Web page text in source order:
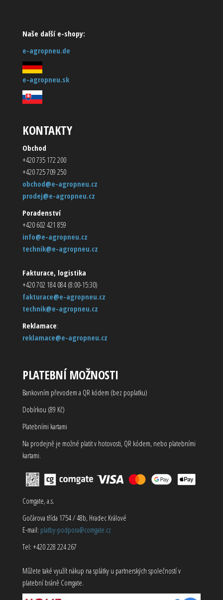
Naše další e-shopy:
e-agropneu.de
e-agropneu.sk
KONTAKTY
Obchod
+420 735 172 200
+420 725 709 250
obchod@e-agropneu.cz
prodej@e-agropneu.cz
Poradenství
+420 602 421 859
info@e-agropneu.cz
technik@e-agropneu.cz
Fakturace, logistika
+420 702 184 084 (8:00-15:30)
fakturace@e-agropneu.cz
technik@e-agropneu.cz
Reklamace:
reklamace@e-agropneu.cz
PLATEBNÍ MOŽNOSTI
Bankovním převodem a QR kódem (bez poplatku)
Dobírkou (89 Kč)
Platebními kartami
Na prodejně je možné platit v hotovosti, QR kódem, nebo platebními
kartami.
Comgate, a.s.
Gočárova třída 1754 / 48b, Hradec Králové
E-mail: platby-podpora@comgate.cz
Tel: +420 228 224 267
Můžete také využít nákup na splátky u partnerských společností v
platební bráně Comgate.